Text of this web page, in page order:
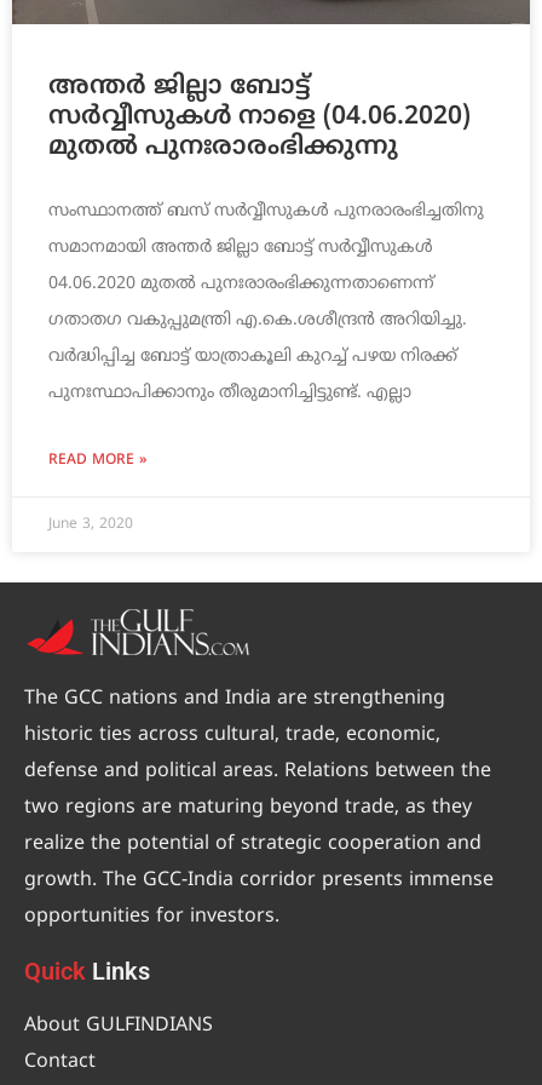
അന്തര്‍ ജില്ലാ ബോട്ട്
സര്‍വ്വീസുകള്‍ നാളെ (04.06.2020)
മുതല്‍ പുനഃരാരംഭിക്കുന്നു
സംസ്ഥാനത്ത് ബസ് സര്‍വ്വീസുകള്‍ പുനരാരംഭിച്ചതിനു
സമാനമായി അന്തര്‍ ജില്ലാ ബോട്ട് സര്‍വ്വീസുകള്‍
04.06.2020 മുതല്‍ പുനഃരാരംഭിക്കുന്നതാണെന്ന്
ഗതാതഗ വകുപ്പുമന്ത്രി എ.കെ.ശശീന്ദ്രന്‍ അറിയിച്ചു.
വര്‍ദ്ധിപ്പിച്ച ബോട്ട് യാത്രാകൂലി കുറച്ച് പഴയ നിരക്ക്
പുനഃസ്ഥാപിക്കാനും തീരുമാനിച്ചിട്ടുണ്ട്. എല്ലാ
READ MORE »
June 3, 2020
The GCC nations and India are strengthening
historic ties across cultural, trade, economic,
defense and political areas. Relations between the
two regions are maturing beyond trade, as they
realize the potential of strategic cooperation and
growth. The GCC-India corridor presents immense
opportunities for investors.
Quick Links
About GULFINDIANS
Contact